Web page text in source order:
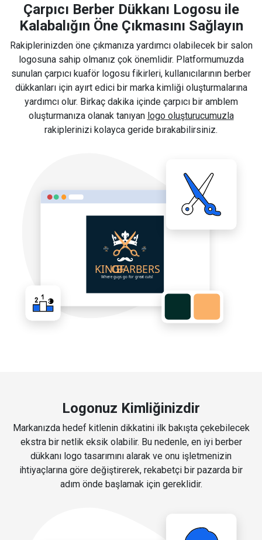
Çarpıcı Berber Dükkanı Logosu ile
Kalabalığın Öne Çıkmasını Sağlayın
Rakiplerinizden öne çıkmanıza yardımcı olabilecek bir salon
logosuna sahip olmanız çok önemlidir. Platformumuzda
sunulan çarpıcı kuaför logosu fikirleri, kullanıcılarının berber
dükkanları için ayırt edici bir marka kimliği oluşturmalarına
yardımcı olur. Birkaç dakika içinde çarpıcı bir amblem
oluşturmanıza olanak tanıyan logo oluşturucumuzla
rakiplerinizi kolayca geride bırakabilirsiniz.
Logonuz Kimliğinizdir
Markanızda hedef kitlenin dikkatini ilk bakışta çekebilecek
ekstra bir netlik eksik olabilir. Bu nedenle, en iyi berber
dükkanı logo tasarımını alarak ve onu işletmenizin
ihtiyaçlarına göre değiştirerek, rekabetçi bir pazarda bir
adım önde başlamak için gereklidir.